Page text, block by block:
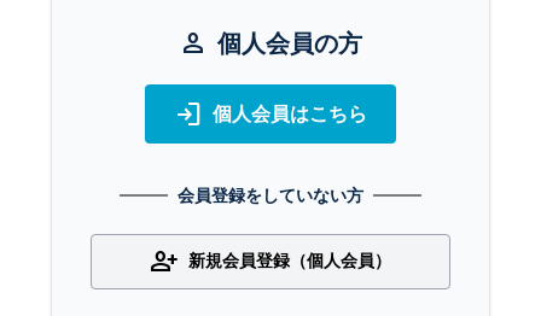
person 個人会員の方
login 個人会員はこちら
会員登録をしていない方
person_add 新規会員登録（個人会員）